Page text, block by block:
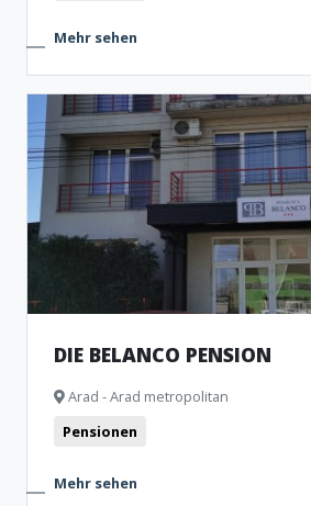
Mehr sehen
DIE BELANCO PENSION
Arad - Arad metropolitan
Pensionen
Mehr sehen